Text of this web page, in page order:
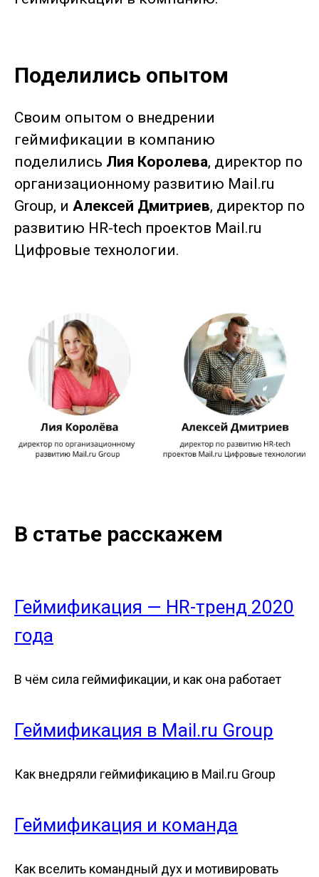
Поделились опытом
Своим опытом о внедрении
геймификации в компанию
поделились Лия Королева, директор по
организационному развитию Mail.ru
Group, и Алексей Дмитриев, директор по
развитию HR-tech проектов Mail.ru
Цифровые технологии.
В статье расскажем
Геймификация — HR-тренд 2020
года
В чём сила геймификации, и как она работает
Геймификация в Mail.ru Group
Как внедряли геймификацию в Mail.ru Group
Геймификация и команда
Как вселить командный дух и мотивировать